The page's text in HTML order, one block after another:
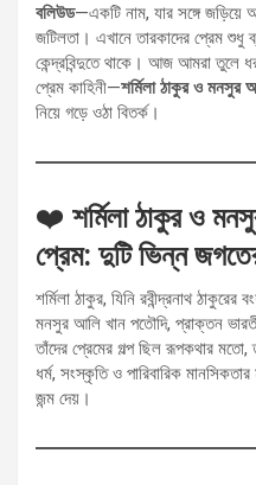
বলিউড—একটি নাম, যার সঙ্গে জড়িয়ে
জটিলতা। এখানে তারকাদের প্রেম
কেন্দ্রবিন্দুতে থাকে। আজ আমরা
প্রেম কাহিনী—শর্মিলা ঠাকুর ও মনসুর
নিয়ে গড়ে ওঠা বিতর্ক।
❤️ শর্মিলা ঠাকুর ও
প্রেম: দুটি ভিন্ন
শর্মিলা ঠাকুর, যিনি রবীন্দ্রনাথ
মনসুর আলি খান পতৌদি, প্রাক্তন
তাঁদের প্রেমের গল্প ছিল রূপকথার মতো,
ধর্ম, সংস্কৃতি ও পারিবারিক
জন্ম দেয়।